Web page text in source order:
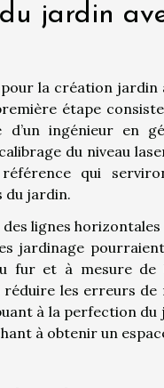
jardin
la création jardin
étape
ingénieur en
du niveau
qui
du jardin.
lignes
jardinage
et à mesure de
les erreurs
à la perfection du
à obtenir un